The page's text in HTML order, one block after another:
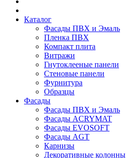
Каталог
Фасады ПВХ и Эмаль
Пленка ПВХ
Компакт плита
Витражи
Гнутоклееные панели
Стеновые панели
Фурнитура
Образцы
Фасады
Фасады ПВХ и Эмаль
Фасады ACRYMAT
Фасады EVOSOFT
Фасады AGT
Карнизы
Декоративные колонны